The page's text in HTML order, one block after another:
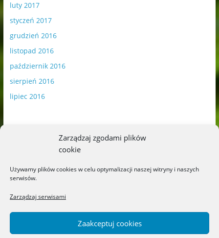
Zarządzaj zgodami plików
cookie
Używamy plików cookies w celu optymalizacji naszej witryny i naszych
serwisów.
Zarządzaj serwisami
Zaakceptuj cookies
luty 2017
styczeń 2017
grudzień 2016
listopad 2016
październik 2016
sierpień 2016
lipiec 2016